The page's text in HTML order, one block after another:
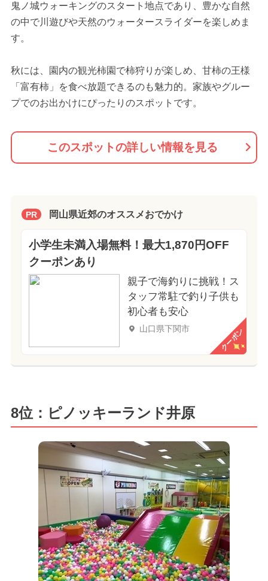
鬼ノ城ウォーキングのスタート地点であり、豊かな自然
の中で川遊びや天然のウォータースライダーを楽しめま
す。
秋には、園内の観光柿園で柿狩りが楽しめ、甘柿の王様
「富有柿」を食べ放題できるのも魅力的。家族やグルー
プでのお出かけにぴったりのスポットです。
このスポットの詳しい情報を見る
PR 岡山県近郊のオススメおでかけ
小学生未満入場無料！最大1,870円OFF
クーポンあり
親子で海釣りに挑戦！ス
タッフ常駐で釣り子供も
初心者も安心
山口県下関市 クーポン
8位：ピノッキーランド井原